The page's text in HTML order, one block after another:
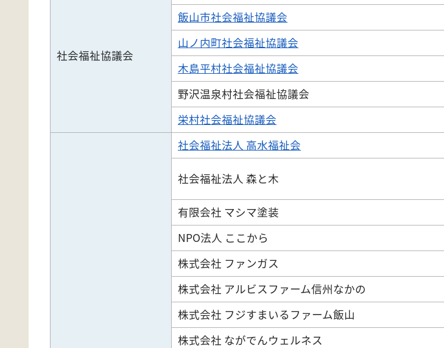
社会福祉協議会
飯山市社会福祉協議会
山ノ内町社会福祉協議会
木島平村社会福祉協議会
野沢温泉村社会福祉協議会
栄村社会福祉協議会
社会福祉法人 高水福祉会
社会福祉法人 森と木
有限会社 マシマ塗装
NPO法人 ここから
株式会社 ファンガス
株式会社 アルビスファーム信州なかの
株式会社 フジすまいるファーム飯山
株式会社 ながでんウェルネス